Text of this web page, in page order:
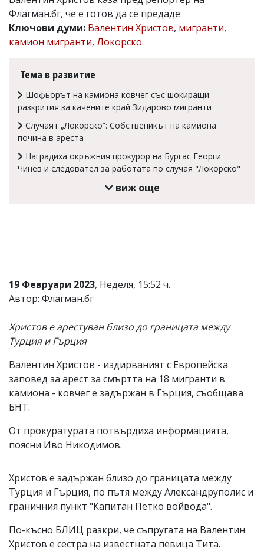
Коментарите
под
статиите
се
читателите
редакцията
отговорност
Ако
откриете
Флагман.бг, че е готов да се предаде
Ключови думи: Валентин Христов, мигранти,
камион мигранти, Локорско
Тема в развитие
Шофьорът на камиона ковчег със шокиращи
разкрития за качените край Зидарово мигранти
Случаят „Локорско”: Собственикът на камиона
почина в ареста
Наградиха окръжния прокурор на Бургас Георги
Чинев и следовател за работата по случая "Локорско"
виж още
19 Февруари 2023, Неделя, 15:52 ч.
Автор: Флагман.бг
Христов е арестуван близо до границата между
Турция и Гърция
Валентин Христов - издирваният с Европейска
заповед за арест за смъртта на 18 мигранти в
камиона - ковчег е задържан в Гърция, съобщава
БНТ.
От прокуратурата потвърдиха информацията,
поясни Иво Никодимов.
Христов е задържан близо до границата между
Турция и Гърция, по пътя между Александруполис и
граничния пункт "Капитан Петко войвода".
По-късно БЛИЦ разкри, че съпругата на Валентин
Христов е сестра на известната певица Тита.